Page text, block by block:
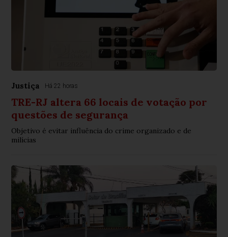
Justiça Há 22 horas
TRE-RJ altera 66 locais de votação por
questões de segurança
Objetivo é evitar influência do crime organizado e de
milícias